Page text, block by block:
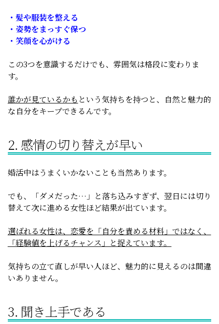
・髪や服装を整える
・姿勢をまっすぐ保つ
・笑顔を心がける
この3つを意識するだけでも、雰囲気は格段に変わりま
す。
誰かが見ているかも という気持ちを持つと、自然と魅力的
な自分をキープできるんです。
2. 感情の切り替えが早い
婚活中はうまくいかないことも当然あります。
でも、「ダメだった…」と落ち込みすぎず、翌日には切り
替えて次に進める女性ほど結果が出ています。
選ばれる女性は、恋愛を「自分を責める材料」ではなく、
「経験値を上げるチャンス」と捉えています。
気持ちの立て直しが早い人ほど、魅力的に見えるのは間違
いありません。
3. 聞き上手である